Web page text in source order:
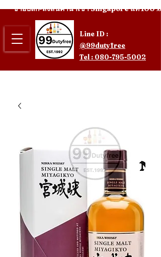
Line ID :
@99dutyfree
Tel : 080-795-5002
ขายปลีก-ส่งสินค้านำเข้า Singapore แท้ 100%